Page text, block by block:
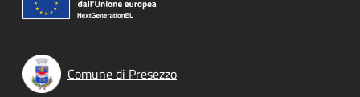
Comune di Presezzo